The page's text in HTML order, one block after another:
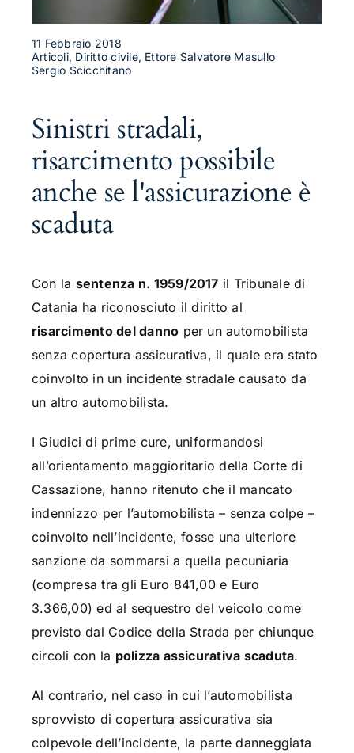
11 Febbraio 2018
Articoli, Diritto civile, Ettore Salvatore Masullo
Sergio Scicchitano
Sinistri stradali,
risarcimento possibile
anche se l'assicurazione è
scaduta
Con la sentenza n. 1959/2017 il Tribunale di
Catania ha riconosciuto il diritto al
risarcimento del danno per un automobilista
senza copertura assicurativa, il quale era stato
coinvolto in un incidente stradale causato da
un altro automobilista.
I Giudici di prime cure, uniformandosi
all’orientamento maggioritario della Corte di
Cassazione, hanno ritenuto che il mancato
indennizzo per l’automobilista – senza colpe –
coinvolto nell’incidente, fosse una ulteriore
sanzione da sommarsi a quella pecuniaria
(compresa tra gli Euro 841,00 e Euro
3.366,00) ed al sequestro del veicolo come
previsto dal Codice della Strada per chiunque
circoli con la polizza assicurativa scaduta.
Al contrario, nel caso in cui l’automobilista
sprovvisto di copertura assicurativa sia
colpevole dell’incidente, la parte danneggiata